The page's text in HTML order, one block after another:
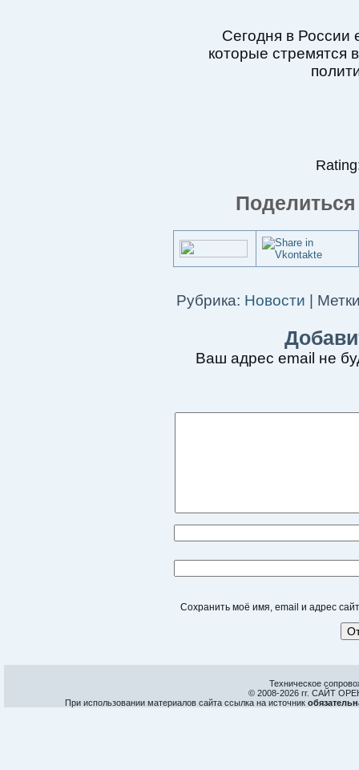
Сегодня в России
которые стремятся
Рубрика: Новости
Ваш адрес email не
Сохранить моё имя, email и адрес
Техническое
© 2008-2026 гг. САЙТ
При использовании материалов сайта ссылка на источник